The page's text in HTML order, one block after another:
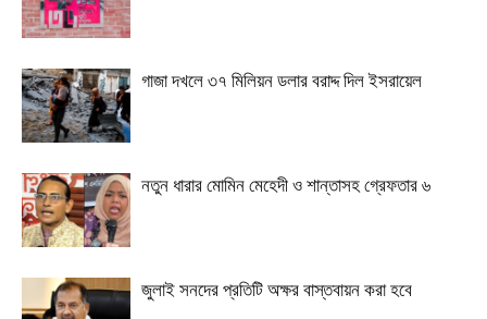
গাজা দখলে ৩৭ মিলিয়ন ডলার বরাদ্দ দিল ইসরায়েল
নতুন ধারার মোমিন মেহেদী ও শান্তাসহ গ্রেফতার ৬
জুলাই সনদের প্রতিটি অক্ষর বাস্তবায়ন করা হবে